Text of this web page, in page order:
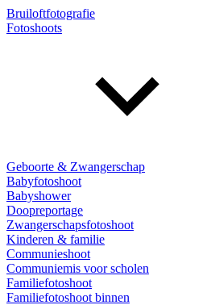
Bruiloftfotografie
Fotoshoots
Geboorte & Zwangerschap
Babyfotoshoot
Babyshower
Doopreportage
Zwangerschapsfotoshoot
Kinderen & familie
Communieshoot
Communiemis voor scholen
Familiefotoshoot
Familiefotoshoot binnen